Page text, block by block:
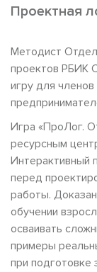
Проектная
Методист
проектов РБИК
игру для
Игра «ПроЛог.
ресурсным
Интерактивный
перед
работы.
обучении
осваивать
примеры
при подготовке